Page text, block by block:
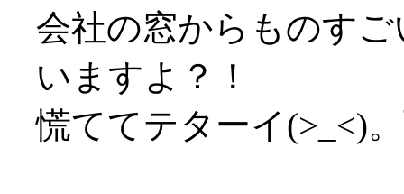
会社の窓からものす
いますよ？！
慌ててテターイ(>_<)